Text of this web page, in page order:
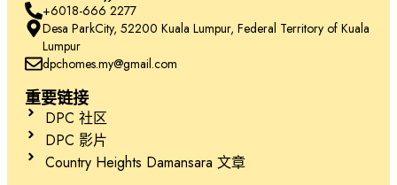
+6018-666 2277
Desa ParkCity, 52200 Kuala Lumpur, Federal Territory of Kuala
Lumpur
dpchomes.my@gmail.com
重要链接
DPC 社区
DPC 影片
Country Heights Damansara 文章